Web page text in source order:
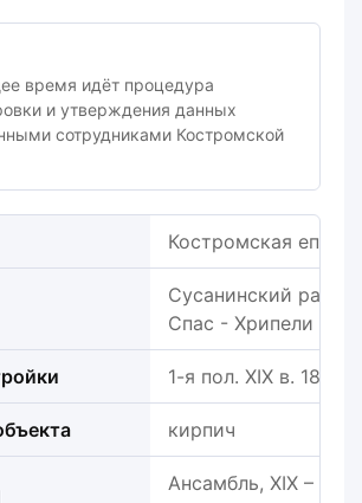
время идёт процедура
и утверждения данных
сотрудниками Костромской
Костромская
Сусанинский
Спас - Хрипели
1-я пол. XIX в. 1820 г.
кирпич
Ансамбль, XIX – XX